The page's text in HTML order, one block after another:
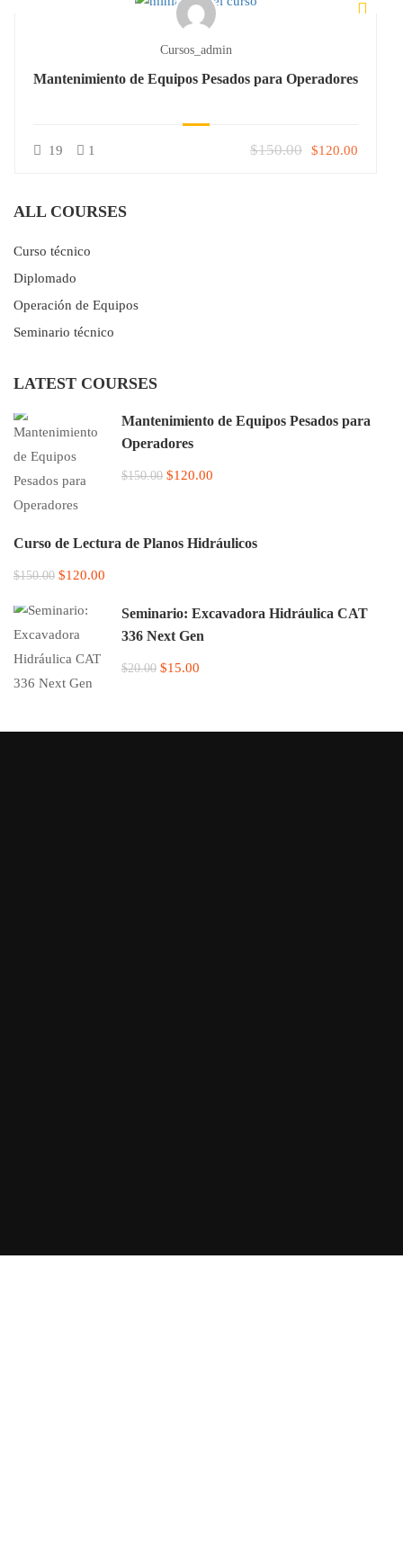
Cursos_admin
Mantenimiento de Equipos Pesados para Operadores
19 1 $150.00 $120.00
ALL COURSES
Curso técnico
Diplomado
Operación de Equipos
Seminario técnico
LATEST COURSES
Mantenimiento de Equipos Pesados para
Operadores
$150.00 $120.00
Curso de Lectura de Planos Hidráulicos
$150.00 $120.00
Seminario: Excavadora Hidráulica CAT
336 Next Gen
$20.00 $15.00